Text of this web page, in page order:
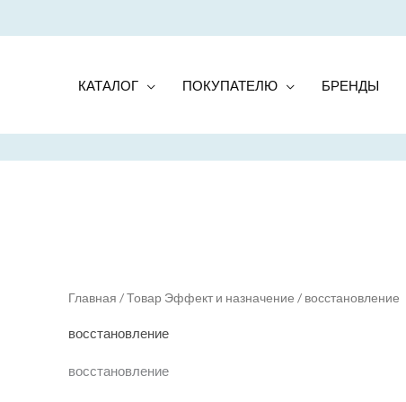
КАТАЛОГ ПОКУПАТЕЛЮ БРЕНДЫ
Главная / Товар Эффект и назначение / восстановление
восстановление
восстановление